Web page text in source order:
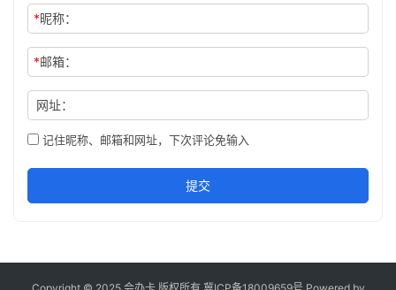
*昵称：
*邮箱：
网址：
记住昵称、邮箱和网址，下次评论免输入
提交